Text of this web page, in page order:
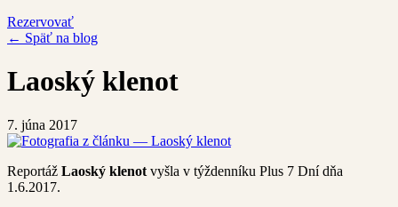
Rezervovať
← Späť na blog
Laoský klenot
7. júna 2017
Reportáž Laoský klenot vyšla v týždenníku Plus 7 Dní dňa
1.6.2017.